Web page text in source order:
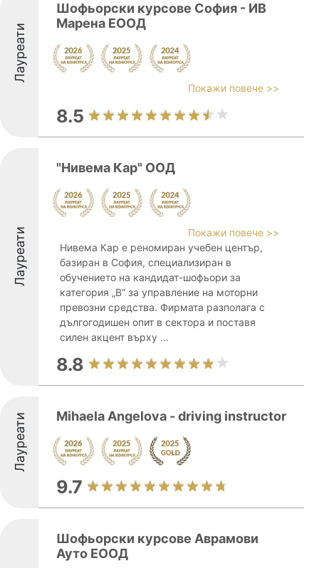
Лауреати
Шофьорски курсове София - ИВ
Марена ЕООД
Покажи повече >>
8.5
Лауреати
"Нивема Кар" ООД
Покажи повече >>
Нивема Кар е реномиран учебен център,
базиран в София, специализиран в
обучението на кандидат-шофьори за
категория „В“ за управление на моторни
превозни средства. Фирмата разполага с
дългогодишен опит в сектора и поставя
силен акцент върху ...
8.8
Лауреати Mihaela Angelova - driving instructor
9.7
Шофьорски курсове Aврамови
Ауто ЕООД